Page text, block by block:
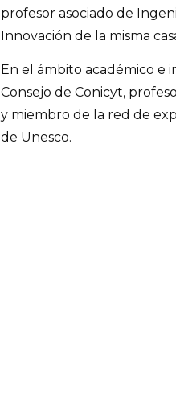
profesor asociado de
Innovación de la misma
En el ámbito académico e
Consejo de Conicyt,
y miembro de la red de
de Unesco.